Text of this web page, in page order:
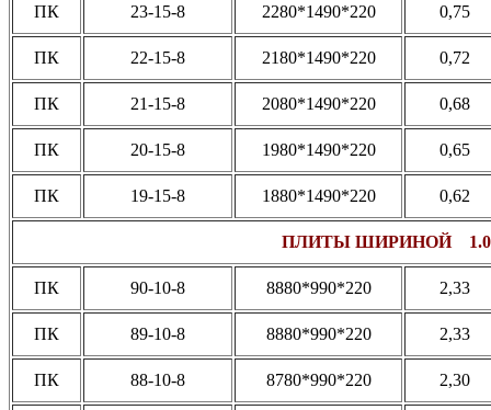
ПК 23-15-8 2280*1490*220 0,75
ПК 22-15-8 2180*1490*220 0,72
ПК 21-15-8 2080*1490*220 0,68
ПК 20-15-8 1980*1490*220 0,65
ПК 19-15-8 1880*1490*220 0,62
ПЛИТЫ ШИРИНОЙ
ПК 90-10-8 8880*990*220 2,33
ПК 89-10-8 8880*990*220 2,33
ПК 88-10-8 8780*990*220 2,30